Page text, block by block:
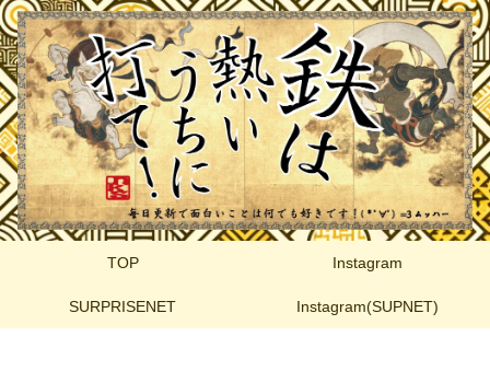
TOP Instagram
SURPRISENET Instagram(SUPNET)